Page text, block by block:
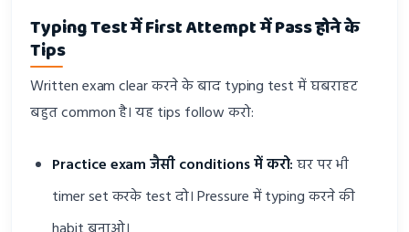
Typing Test में First Attempt में Pass होने के
Tips
Written exam clear करने के बाद typing test में घबराहट
बहुत common है। यह tips follow करो:
Practice exam जैसी conditions में करो:घर पर भी
timer set करके test दो। Pressure में typing करने की